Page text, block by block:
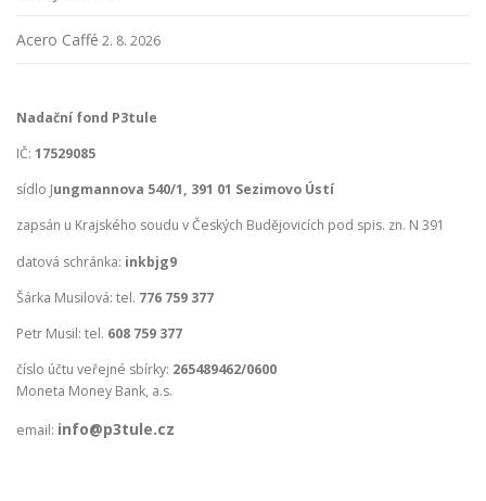
Acero Caffé 2. 8. 2026
Nadační fond P3tule
IČ: 17529085
sídlo Jungmannova 540/1, 391 01 Sezimovo Ústí
zapsán u Krajského soudu v Českých Budějovicích pod spis. zn. N 391
datová schránka: inkbjg9
Šárka Musilová: tel. 776 759 377
Petr Musil: tel. 608 759 377
číslo účtu veřejné sbírky: 265489462/0600
Moneta Money Bank, a.s.
email: info@p3tule.cz